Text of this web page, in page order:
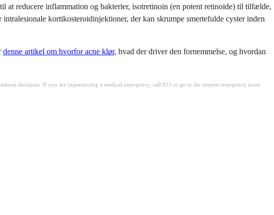
at reducere inflammation og bakterier, isotretinoin (en potent retinoide) til tilfælde,
kortikosteroidinjektioner, der kan skrumpe smertefulde cyster inden
denne artikel om hvorfor acne klør, hvad der driver den fornemmelse, og hvordan
decisions. If you are experiencing a medical emergency, call 911 or go to the nearest emergency room